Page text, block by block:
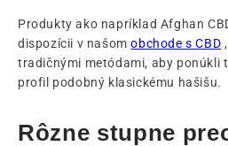
Produkty ako napríklad Afghan
dispozícii v našomobchode s CBD
tradičnými metódami, aby ponúkli
profil podobný klasickému hašišu.
Rôzne stupne